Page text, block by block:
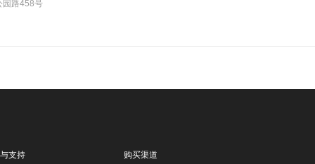
园路458号
支持 购买渠道